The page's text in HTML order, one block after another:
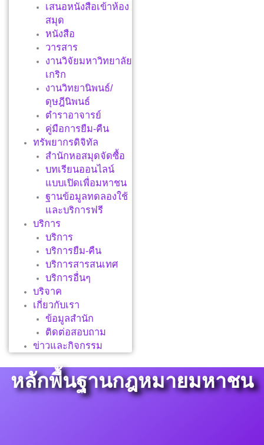
เสนอหนังสือเข้าห้อง
สมุด
หนังสือ
วารสาร
งานวิจัยมหาวิทยาลัย
เกริก
งานวิทยานิพนธ์/
ดุษฎีนิพนธ์
ตำราอาจารย์
คู่มือการยืม-คืน
ทรัพยากรดิจิทัล
สำนักหอสมุดจัดซื้อ
บทเรียนออนไลน์
แบบเปิดเพื่อมหาชน
ฐานข้อมูลทดลองใช้
และบริการฟรี
บริการ
บริการ
บริการยืม-คืน
บริการสารสนเทศ
บริการอื่นๆ
บริจาค
เกี่ยวกับเรา
ข้อมูลสำนัก
ติดต่อสอบถาม
ข่าวและกิจกรรม
หลักพื้นฐานกฎหมายมหาชน